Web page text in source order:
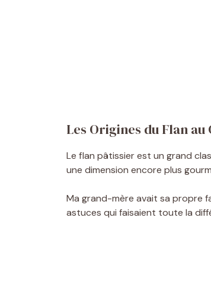
Les Origines du Flan
Le flan pâtissier est un grand
une dimension encore plus
Ma grand-mère avait sa propre
astuces qui faisaient toute la